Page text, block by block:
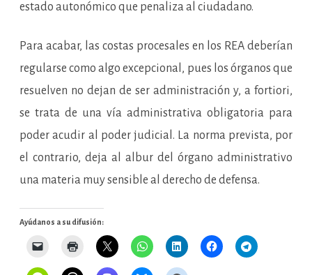
estado autonómico que penaliza al ciudadano.
Para acabar, las costas procesales en los REA deberían
regularse como algo excepcional, pues los órganos que
resuelven no dejan de ser administración y, a fortiori,
se trata de una vía administrativa obligatoria para
poder acudir al poder judicial. La norma prevista, por
el contrario, deja al albur del órgano administrativo
una materia muy sensible al derecho de defensa.
Ayúdanos a su difusión: